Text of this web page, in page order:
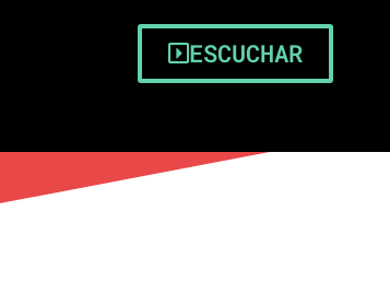
ESCUCHAR